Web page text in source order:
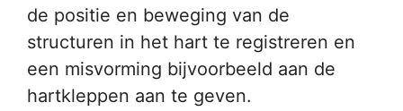
de positie en beweging van de
structuren in het hart te registreren en
een misvorming bijvoorbeeld aan de
hartkleppen aan te geven.